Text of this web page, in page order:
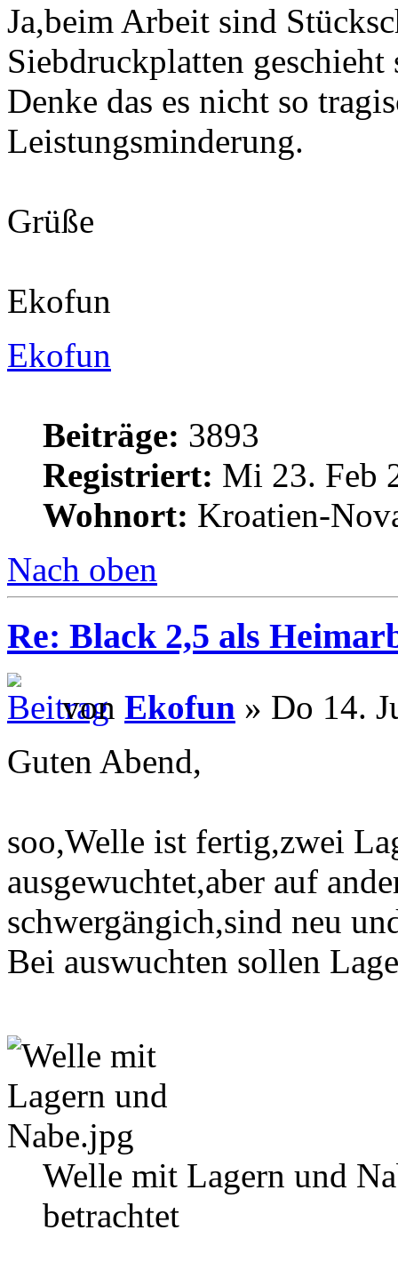
Ja,beim Arbeit sind
Siebdruckplatten geschieht
Denke das es nicht so
Leistungsminderung.
Grüße
Ekofun
Ekofun
Beiträge: 3893
Registriert: Mi 23. Feb
Wohnort: Kroatien-
Nach oben
Re: Black 2,5 als
von Ekofun » Do 14.
Guten Abend,
soo,Welle ist fertig,zwei
ausgewuchtet,aber auf
schwergängich,sind neu
Bei auswuchten sollen
Welle mit Lagern und
betrachtet